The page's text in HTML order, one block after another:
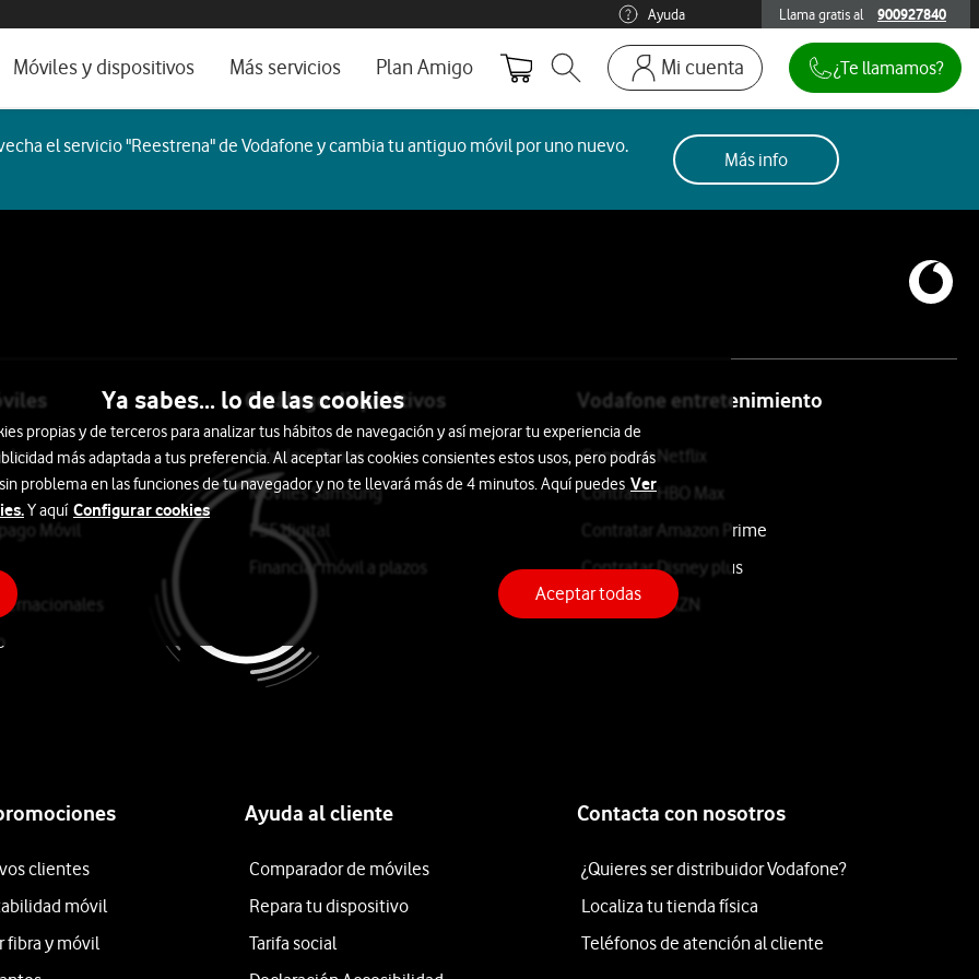
ayuda e idioma Ayuda Llama gratis al
900927840 900927840
Móviles y dispositivos
Ver todos
Más servicios Plan Amigo
Abrir buscador. Abre en ventana modal
Mi cuenta
Ir a la pagina acceso clientes. Abre en
Móviles y dispositivos
¿Te llamamos?
el servicio "Reestrena" de Vodafone y cambia tu antiguo móvil por uno nuevo.
Más info
Móvil
Catálogo dispositivos
Móviles iPhone
Móviles Samsung
PS5 digital
Financiar móvil a plazos
Vodafone entretenimiento
Contratar Netflix
Contratar HBO Max
Contratar Amazon Prime
Contratar Disney plus
Contratar DAZN
clientes
móvil
fibra y móvil
Ayuda al cliente
Comparador de móviles
Repara tu dispositivo
Tarifa social
Contacta con nosotros
¿Quieres ser distribuidor Vodafone?
Localiza tu tienda física
Teléfonos de atención al cliente
Ya sabes... lo de las cookies
propias y de terceros para analizar tus hábitos de navegación y así mejorar tu experiencia de
más adaptada a tus preferencia. Al aceptar las cookies consientes estos usos, pero podrás
problema en las funciones de tu navegador y no te llevará más de 4 minutos. Aquí puedes Ver
Y aquí Configurar cookies
Aceptar todas